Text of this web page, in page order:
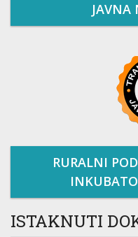
JAVNA
RURALNI
ISTAKNUTI